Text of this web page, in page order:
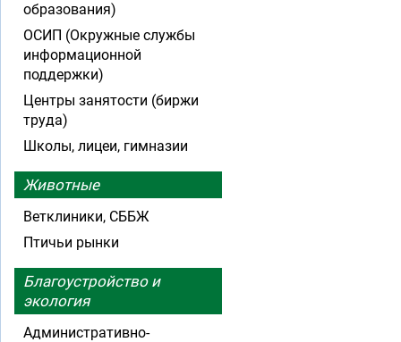
образования)
ОСИП (Окружные службы
информационной
поддержки)
Центры занятости (биржи
труда)
Школы, лицеи, гимназии
Животные
Ветклиники, СББЖ
Птичьи рынки
Благоустройство и
экология
Административно-